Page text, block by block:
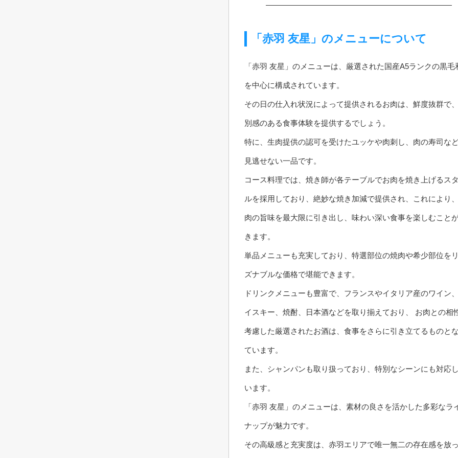
「赤羽 友星」のメニューについて
「赤羽 友星」のメニューは、厳選された国産A5ランクの黒毛
を中心に構成されています。
その日の仕入れ状況によって提供されるお肉は、鮮度抜群で
別感のある食事体験を提供するでしょう。
特に、生肉提供の認可を受けたユッケや肉刺し、肉の寿司な
見逃せない一品です。
コース料理では、焼き師が各テーブルでお肉を焼き上げるス
ルを採用しており、絶妙な焼き加減で提供され、これにより
肉の旨味を最大限に引き出し、味わい深い食事を楽しむこと
きます。
単品メニューも充実しており、特選部位の焼肉や希少部位を
ズナブルな価格で堪能できます。
ドリンクメニューも豊富で、フランスやイタリア産のワイン
イスキー、焼酎、日本酒などを取り揃えており、 お肉との相
考慮した厳選されたお酒は、食事をさらに引き立てるものと
ています。
また、シャンパンも取り扱っており、特別なシーンにも対応
います。
「赤羽 友星」のメニューは、素材の良さを活かした多彩なラ
ナップが魅力です。
その高級感と充実度は、赤羽エリアで唯一無二の存在感を放